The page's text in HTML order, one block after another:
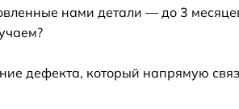
нами детали — до 3
дефекта, который напрямую